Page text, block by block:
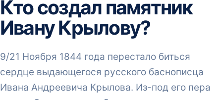
Кто создал памятник
Ивану Крылову?
9/21 Ноября 1844 года перестало биться
сердце выдающегося русского баснописца
Ивана Андреевича Крылова. Из-под его пера